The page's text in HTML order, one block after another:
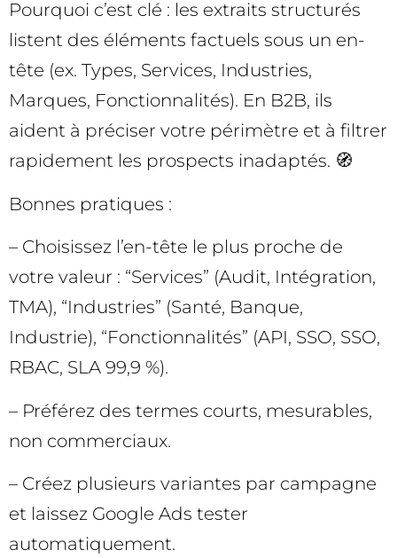
Pourquoi c’est clé : les extraits structurés
listent des éléments factuels sous un en-
tête (ex. Types, Services, Industries,
Marques, Fonctionnalités). En B2B, ils
aident à préciser votre périmètre et à filtrer
rapidement les prospects inadaptés. 🧭
Bonnes pratiques :
– Choisissez l’en-tête le plus proche de
votre valeur : “Services” (Audit, Intégration,
TMA), “Industries” (Santé, Banque,
Industrie), “Fonctionnalités” (API, SSO, SSO,
RBAC, SLA 99,9 %).
– Préférez des termes courts, mesurables,
non commerciaux.
– Créez plusieurs variantes par campagne
et laissez Google Ads tester
automatiquement.